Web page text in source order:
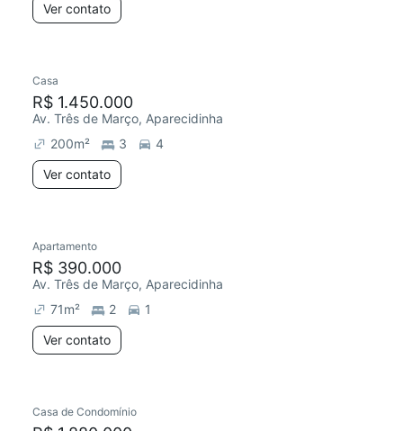
Ver contato
Casa
R$ 1.450.000
Av. Três de Março, Aparecidinha
200m² 3
4
Ver contato
Apartamento
R$ 390.000
Av. Três de Março, Aparecidinha
71m² 2
1
Ver contato
Casa de Condomínio